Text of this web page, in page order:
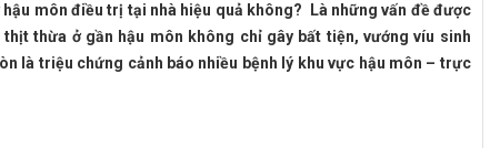
môn điều trị tại nhà hiệu quả không? Là những vấn đề được
thừa ở gần hậu môn không chỉ gây bất tiện, vướng víu sinh
là triệu chứng cảnh báo nhiều bệnh lý khu vực hậu môn – trực